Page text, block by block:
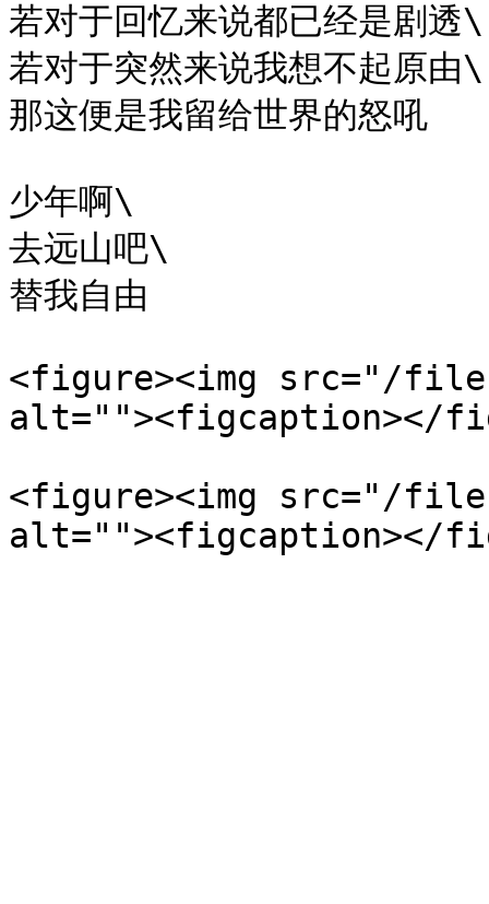
若对于回忆来说都已经是剧透\
若对于突然来说我想不起原由\
那这便是我留给世界的怒吼
少年啊\
去远山吧\
替我自由
<figure><img src="/
alt=""><figcaption></
<figure><img src="/files/